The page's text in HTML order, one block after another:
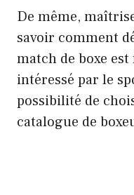
De même,
savoir comment
match de boxe
intéressé par le
possibilité de
catalogue de